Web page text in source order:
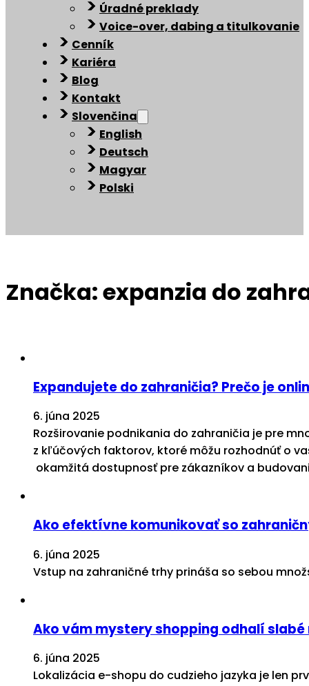
Úradné preklady
Voice-over, dabing a titulkovanie
Cenník
Kariéra
Blog
Kontakt
Slovenčina
English
Deutsch
Magyar
Polski
Značka:expanzia do
Expandujete do zahraničia? Prečo je
6. júna 2025
Rozširovanie podnikania do zahraničia je pre
z kľúčových faktorov, ktoré môžu rozhodnúť o
okamžitá dostupnosť pre zákazníkov a
Ako efektívne komunikovať so
6. júna 2025
Vstup na zahraničné trhy prináša so sebou
Ako vám mystery shopping odhalí
6. júna 2025
Lokalizácia e-shopu do cudzieho jazyka je len